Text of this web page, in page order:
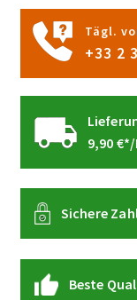
Tägl.
+33 2
9,90
Sichere
Beste